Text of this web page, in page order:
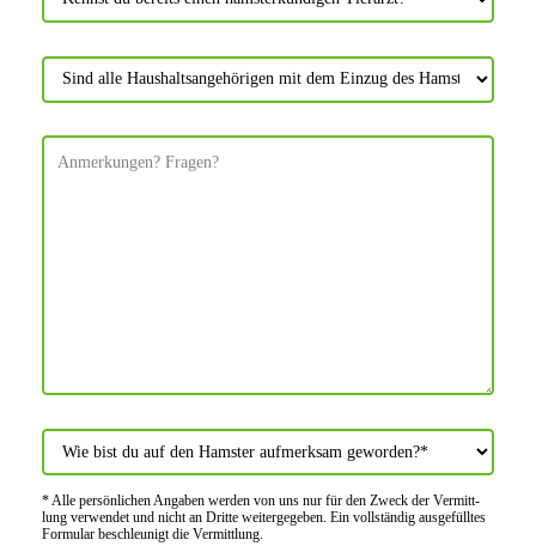
* Alle persön­lichen Angaben werden von uns nur für den Zweck der Vermitt­
lung verwendet und nicht an Dritte weiter­gegeben. Ein voll­ständig ausge­fülltes
Formular beschleu­nigt die Vermitt­lung.